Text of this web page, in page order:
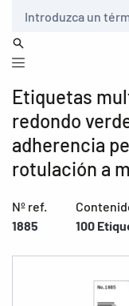
Etiquetas
redondo
adherencia
rotulación a
Nº ref.
1885
100